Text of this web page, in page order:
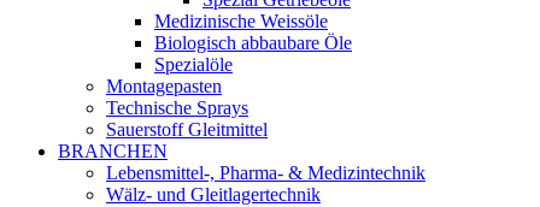
Medizinische Weissöle
Biologisch abbaubare Öle
Spezialöle
Montagepasten
Technische Sprays
Sauerstoff Gleitmittel
BRANCHEN
Lebensmittel-, Pharma- & Medizintechnik
Wälz- und Gleitlagertechnik